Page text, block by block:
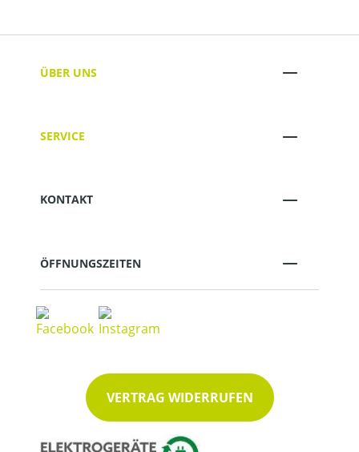
ÜBER UNS
SERVICE
KONTAKT
ÖFFNUNGSZEITEN
VERTRAG WIDERRUFEN